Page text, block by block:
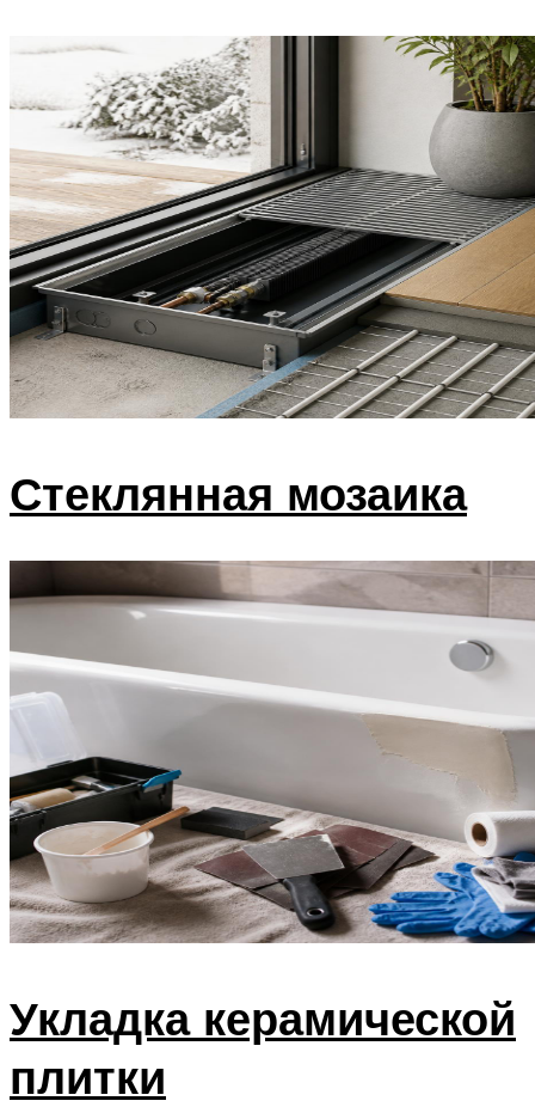
Стеклянная мозаика
Укладка керамической
плитки